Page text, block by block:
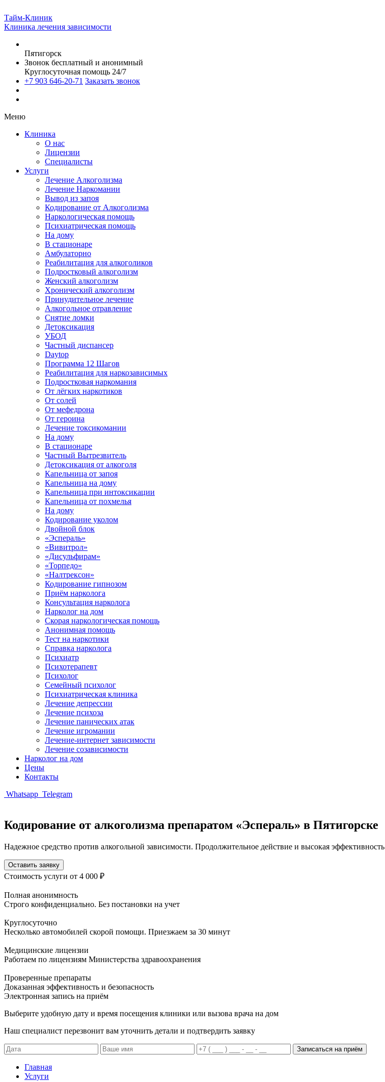
Тайм-Клиник
Клиника лечения зависимости
Пятигорск
Звонок бесплатный и анонимный
Круглосуточная помощь 24/7
+7 903 646-20-71 Заказать звонок
Меню
Клиника
О нас
Лицензии
Специалисты
Услуги
Лечение Алкоголизма
Лечение Наркомании
Вывод из запоя
Кодирование от Алкоголизма
Наркологическая помощь
Психиатрическая помощь
На дому
В стационаре
Амбулаторно
Реабилитация для алкоголиков
Подростковый алкоголизм
Женский алкоголизм
Хронический алкоголизм
Принудительное лечение
Алкогольное отравление
Снятие ломки
Детоксикация
УБОД
Частный диспансер
Daytop
Программа 12 Шагов
Реабилитация для наркозависимых
Подростковая наркомания
От лёгких наркотиков
От солей
От мефедрона
От героина
Лечение токсикомании
На дому
В стационаре
Частный Вытрезвитель
Детоксикация от алкоголя
Капельница от запоя
Капельница на дому
Капельница при интоксикации
Капельница от похмелья
На дому
Кодирование уколом
Двойной блок
«Эспераль»
«Вивитрол»
«Дисульфирам»
«Торпедо»
«Налтрексон»
Кодирование гипнозом
Приём нарколога
Консультация нарколога
Нарколог на дом
Скорая наркологическая помощь
Анонимная помощь
Тест на наркотики
Справка нарколога
Психиатр
Психотерапевт
Психолог
Семейный психолог
Психиатрическая клиника
Лечение депрессии
Лечение психоза
Лечение панических атак
Лечение игромании
Лечение-интернет зависимости
Лечение созависимости
Нарколог на дом
Цены
Контакты
Whatsapp Telegram
Кодирование от алкоголизма препаратом «Эспераль» в Пятигорске
Надежное средство против алкогольной зависимости. Продолжительное действие и высокая эффективность
Оставить заявку
Стоимость услуги от 4 000 ₽
Полная анонимность
Строго конфиденциально. Без постановки на учет
Круглосуточно
Несколько автомобилей скорой помощи. Приезжаем за 30 минут
Медицинские лицензии
Работаем по лицензиям Министерства здравоохранения
Проверенные препараты
Доказанная эффективность и безопасность
Электронная запись на приём
Выберите удобную дату и время посещения клиники или вызова врача на дом
Наш специалист перезвонит вам уточнить детали и подтвердить заявку
Записаться на приём
Главная
Услуги